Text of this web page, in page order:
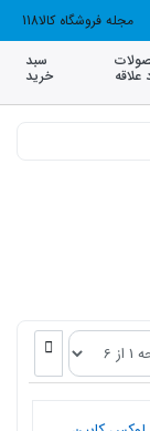
مجله فروشگاه کالا118
علاقه
سبد
خرید